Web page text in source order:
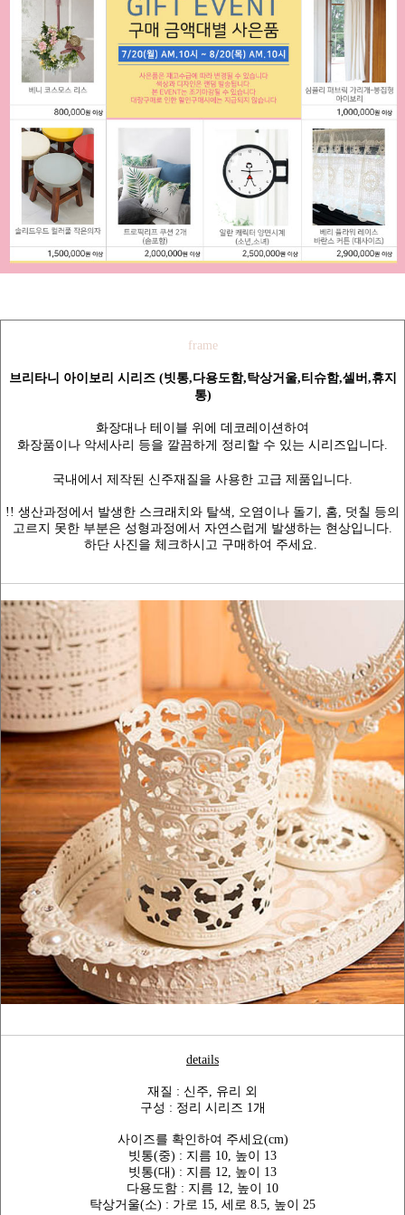
frame
브리타니 아이보리 시리즈 (빗통,다용도함,탁상거울,티슈함,셀버,휴지
통)
화장대나 테이블 위에 데코레이션하여
화장품이나 악세사리 등을 깔끔하게 정리할 수 있는 시리즈입니다.
국내에서 제작된 신주재질을 사용한 고급 제품입니다.
!! 생산과정에서 발생한 스크래치와 탈색, 오염이나 돌기, 홈, 덧칠 등의
고르지 못한 부분은 성형과정에서 자연스럽게 발생하는 현상입니다.
하단 사진을 체크하시고 구매하여 주세요.
details
재질 : 신주, 유리 외
구성 : 정리 시리즈 1개
사이즈를 확인하여 주세요(cm)
빗통(중) : 지름 10, 높이 13
빗통(대) : 지름 12, 높이 13
다용도함 : 지름 12, 높이 10
탁상거울(소) : 가로 15, 세로 8.5, 높이 25